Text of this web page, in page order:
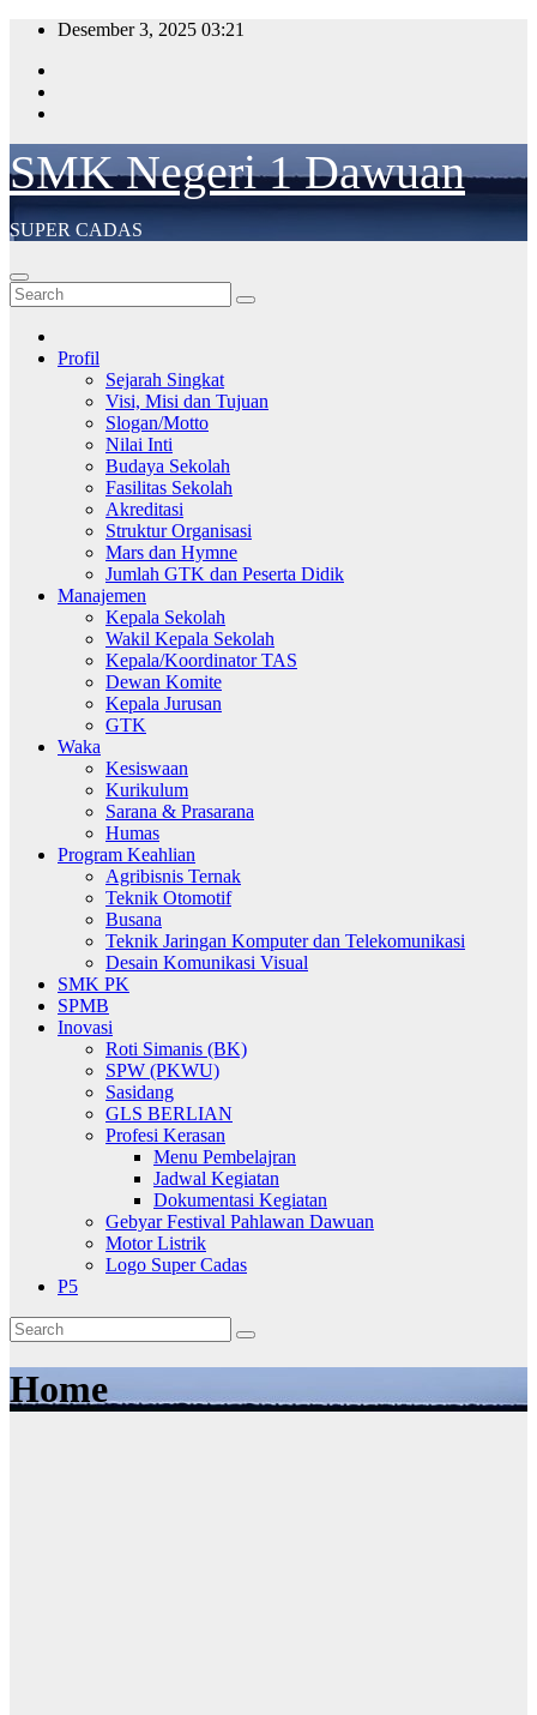
Desember 3, 2025 03:21
SMK Negeri 1 Dawuan
SUPER CADAS
Profil
Sejarah Singkat
Visi, Misi dan Tujuan
Slogan/Motto
Nilai Inti
Budaya Sekolah
Fasilitas Sekolah
Akreditasi
Struktur Organisasi
Mars dan Hymne
Jumlah GTK dan Peserta Didik
Manajemen
Kepala Sekolah
Wakil Kepala Sekolah
Kepala/Koordinator TAS
Dewan Komite
Kepala Jurusan
GTK
Waka
Kesiswaan
Kurikulum
Sarana & Prasarana
Humas
Program Keahlian
Agribisnis Ternak
Teknik Otomotif
Busana
Teknik Jaringan Komputer dan Telekomunikasi
Desain Komunikasi Visual
SMK PK
SPMB
Inovasi
Roti Simanis (BK)
SPW (PKWU)
Sasidang
GLS BERLIAN
Profesi Kerasan
Menu Pembelajran
Jadwal Kegiatan
Dokumentasi Kegiatan
Gebyar Festival Pahlawan Dawuan
Motor Listrik
Logo Super Cadas
P5
Home